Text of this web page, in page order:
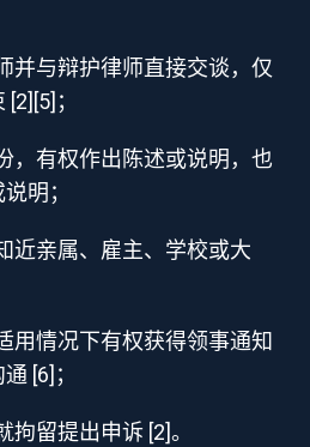
并与辩护律师直接交谈，仅
；
，有权作出陈述或说明，也
明；
近亲属、雇主、学校或大
用情况下有权获得领事通知
[6]；
拘留提出申诉 [2]。